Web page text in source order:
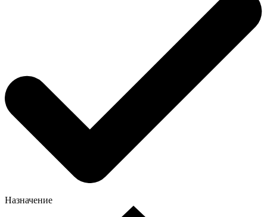
Назначение